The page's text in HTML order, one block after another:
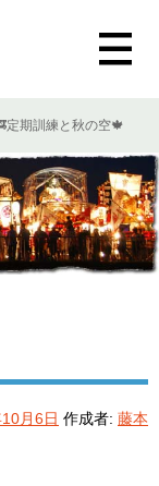
定期訓練と秋の空🍁
月6日 作成者: 藤本